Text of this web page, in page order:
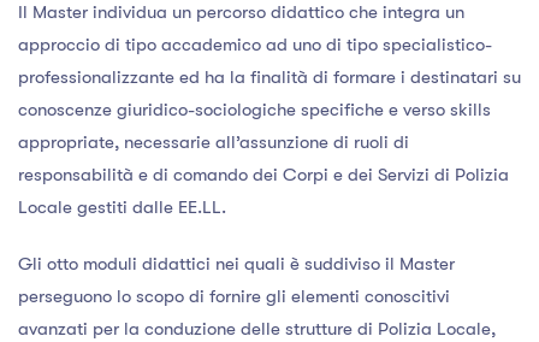
Il Master individua un percorso didattico che integra un
approccio di tipo accademico ad uno di tipo specialistico-
professionalizzante ed ha la finalità di formare i destinatari su
conoscenze giuridico-sociologiche specifiche e verso skills
appropriate, necessarie all’assunzione di ruoli di
responsabilità e di comando dei Corpi e dei Servizi di Polizia
Locale gestiti dalle EE.LL.
Gli otto moduli didattici nei quali è suddiviso il Master
perseguono lo scopo di fornire gli elementi conoscitivi
avanzati per la conduzione delle strutture di Polizia Locale,